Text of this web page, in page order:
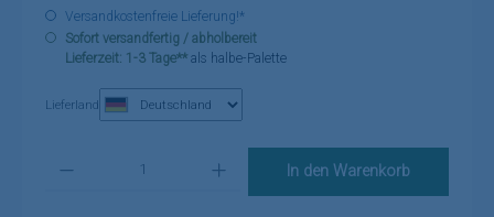
Versandkostenfreie Lieferung!*
Sofort versandfertig / abholbereit
Lieferzeit: 1-3 Tage** als halbe-Palette
Lieferland
In den Warenkorb